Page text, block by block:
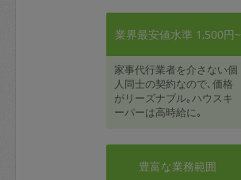
業界最安値水準 1,500円~
家事代行業者を介さない個
人同士の契約なので､価格
がリーズナブル｡ハウスキ
ーパーは高時給に｡
豊富な業務範囲